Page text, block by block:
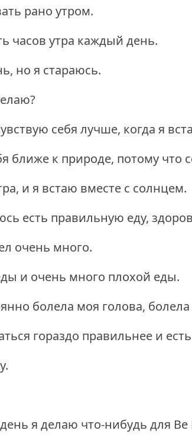
рано утром.
часов утра каждый день.
но я стараюсь.
себя лучше, когда я
ближе к природе, потому что
и я встаю вместе с солнцем.
есть правильную еду,
очень много.
и очень много плохой еды.
болела моя голова,
гораздо правильнее и
я делаю что-нибудь для Be